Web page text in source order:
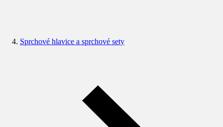
Sprchové hlavice a sprchové sety